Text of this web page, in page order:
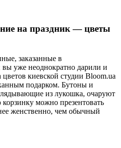
на праздник — цветы
заказанные в
вы уже неоднократно дарили и
киевской студии Bloom.ua
подарком. Бутоны и
из лукошка, очаруют
можно презентовать
женственно, чем обычный